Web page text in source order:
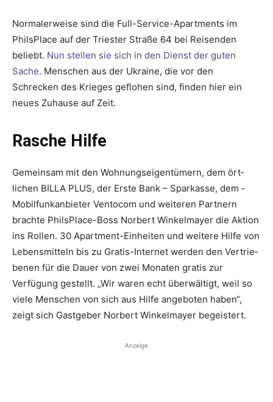
Normalerweise sind die Full-Service-Apartments im
PhilsPlace auf der Triester Straße 64 bei Reisenden
beliebt. Nun stellen sie sich in den Dienst der guten
Sache. Menschen aus der Ukraine, die vor den
Schrecken des Krieges ge­flohen sind, finden hier ein
neues Zuhause auf Zeit.
Rasche Hilfe
Gemeinsam mit den Wohnungseigentümern, dem ört­
lichen BILLA PLUS, der Erste Bank – Sparkasse, dem ­
Mobilfunkanbieter ­Ventocom und weiteren Partnern
brachte PhilsPlace-Boss ­Norbert ­Winkelmayer die ­Aktion
ins Rollen. 30 Apart­ment-Ein­heiten und weitere Hilfe von
Lebensmitteln bis zu Gratis-Internet werden den Vertrie­
benen für die Dauer von zwei Monaten gratis zur
Verfügung gestellt. „Wir waren echt überwältigt, weil so
viele Menschen von sich aus Hilfe angeboten haben“,
zeigt sich Gastgeber Norbert Winkelmayer ­begeistert.
Anzeige